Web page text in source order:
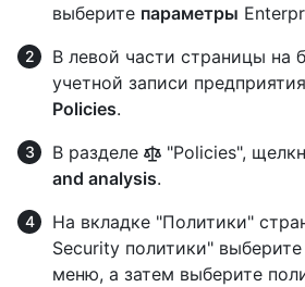
выберите параметры
В левой части страницы на
учетной записи
Policies.
В разделе
"Policies",
and analysis.
На вкладке "Политики"
Security политики"
меню, а затем выберите